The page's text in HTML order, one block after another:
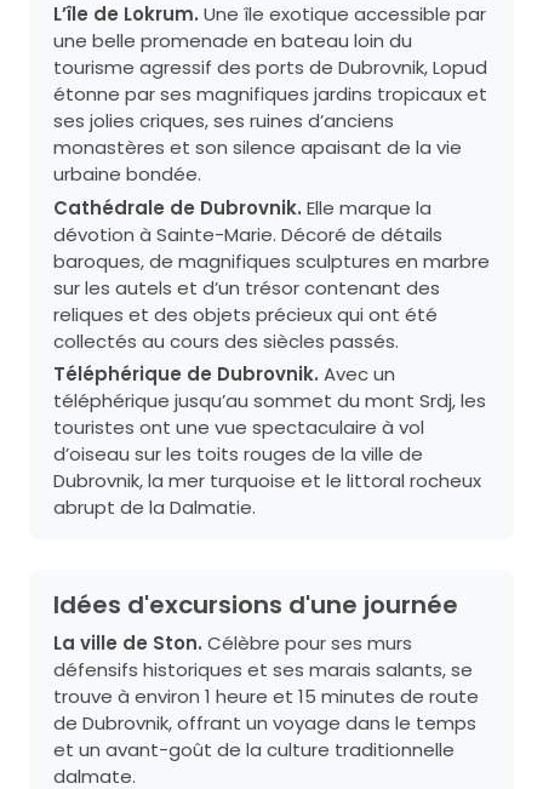
L’île de Lokrum. Une île exotique accessible par
une belle promenade en bateau loin du
tourisme agressif des ports de Dubrovnik, Lopud
étonne par ses magnifiques jardins tropicaux et
ses jolies criques, ses ruines d’anciens
monastères et son silence apaisant de la vie
urbaine bondée.
Cathédrale de Dubrovnik. Elle marque la
dévotion à Sainte-Marie. Décoré de détails
baroques, de magnifiques sculptures en marbre
sur les autels et d’un trésor contenant des
reliques et des objets précieux qui ont été
collectés au cours des siècles passés.
Téléphérique de Dubrovnik. Avec un
téléphérique jusqu’au sommet du mont Srdj, les
touristes ont une vue spectaculaire à vol
d’oiseau sur les toits rouges de la ville de
Dubrovnik, la mer turquoise et le littoral rocheux
abrupt de la Dalmatie.
Idées d'excursions d'une journée
La ville de Ston. Célèbre pour ses murs
défensifs historiques et ses marais salants, se
trouve à environ 1 heure et 15 minutes de route
de Dubrovnik, offrant un voyage dans le temps
et un avant-goût de la culture traditionnelle
dalmate.